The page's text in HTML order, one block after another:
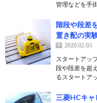
管理などを手
階段や段差
置き配の実
2020.02.03
スタートアッ
段や段差を超
るスタートア
三菱HCキ